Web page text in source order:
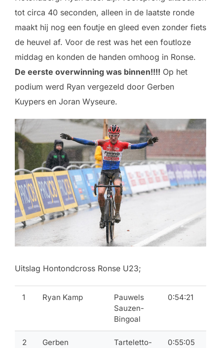
tot circa 40 seconden, alleen in de laatste ronde
maakt hij nog een foutje en gleed even zonder fiets
de heuvel af. Voor de rest was het een foutloze
middag en konden de handen omhoog in Ronse.
De eerste overwinning was binnen!!!! Op het
podium werd Ryan vergezeld door Gerben
Kuypers en Joran Wyseure.
Uitslag Hontondcross Ronse U23;
1 Ryan Kamp
Pauwels
Sauzen-
Bingoal
0:54:21
2
Gerben
Tarteletto-
0:55:05